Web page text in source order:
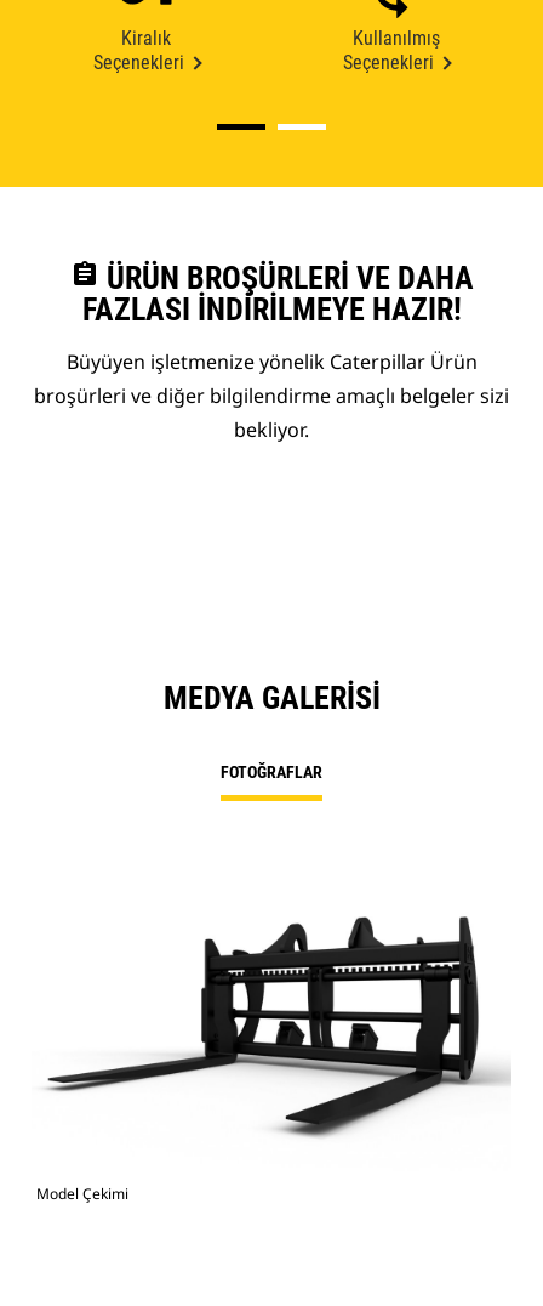
Kiralık
Seçenekleri
Kullanılmış
Seçenekleri
assignment ÜRÜN BROŞÜRLERI VE DAHA
FAZLASI İNDIRILMEYE HAZIR!
Büyüyen işletmenize yönelik Caterpillar Ürün
broşürleri ve diğer bilgilendirme amaçlı belgeler sizi
bekliyor.
MEDYA GALERISI
FOTOĞRAFLAR
Model Çekimi